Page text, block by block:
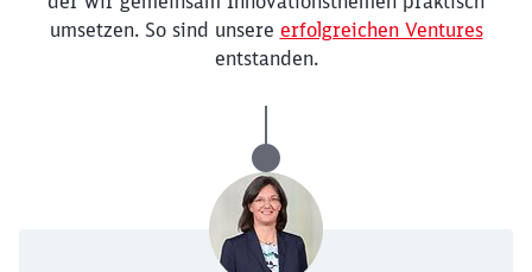
umsetzen. So sind unsere erfolgreichen Ventures
entstanden.
Möchten Sie zuweitergeleitet